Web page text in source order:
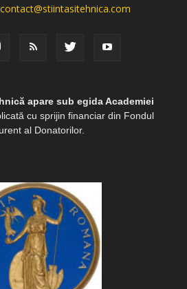
contact@stiintasitehnica.com
apare sub egida Academiei
cu sprijin financiar din Fondul
al Donatorilor.